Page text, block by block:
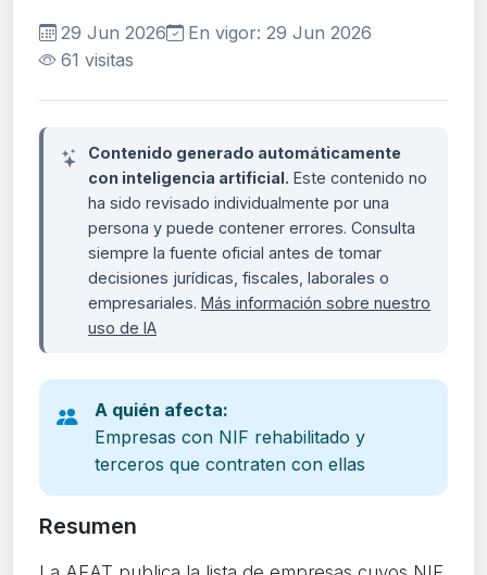
29 Jun 2026
En vigor: 29 Jun 2026
61 visitas
Contenido generado automáticamente
con inteligencia artificial. Este contenido no
ha sido revisado individualmente por una
persona y puede contener errores. Consulta
siempre la fuente oficial antes de tomar
decisiones jurídicas, fiscales, laborales o
empresariales. Más información sobre nuestro
uso de IA
A quién afecta:
Empresas con NIF rehabilitado y
terceros que contraten con ellas
Resumen